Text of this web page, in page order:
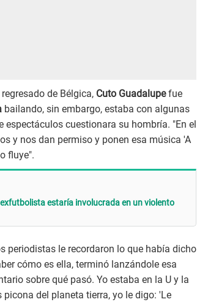
de Bélgica, Cuto Guadalupefue
bailando, sin embargo, estaba con algunas
cuestionara su hombría. "En el
y nos dan permiso y ponen esa música 'A
fluye".
estaría involucrada en un violento
periodistas le recordaron lo que había dicho
cómo es ella, terminó lanzándole esa
sobre qué pasó. Yo estaba en la U y la
del planeta tierra, yo le digo: 'Le